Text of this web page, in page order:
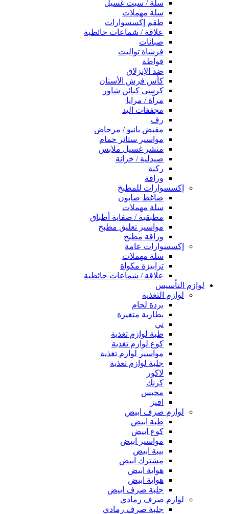
سلة / سبت غسيل
سلة مهملات
طقم إكسسوارات
علاقة / شماعات حائطية
صبانات
فرشاة تواليت
فواطة
ضد الإنزلاق
كأس فرش الأسنان
كرسى كبائن شاور
مرآة / مرايا
مجففات اليد
رف
مقبض بانيو / مرحاض
مواسير ستائر حمام
منشر غسيل ملابس
صيدلية / خزانة
ركنة
وراقة
إكسسوارات للمطبخ
ضاغط صابون
سلة مهملات
مطبقية / صفاية أطباق
مواسير تعليق مطبخ
وراقة مطبخ
إكسسوارات عامة
سلة مهملات
ترابيزة مكواة
علاقة / شماعات حائطية
لوازم التأسيس
لوازم التغذية
بردة لحام
بطارية متغيرة
تي
طبة لوازم تغذية
كوع لوازم تغذية
مواسير لوازم تغذية
جلبة لوازم تغذية
لاكور
كرنك
محبس
افيز
لوازم صرف ابيض
طبة ابيض
كوع ابيض
مواسير ابيض
بيبة ابيض
مشترك ابيض
هواية ابيض
هواية ابيض
جلبة صرف ابيض
لوازم صرف رمادي
جلبة صرف رمادي